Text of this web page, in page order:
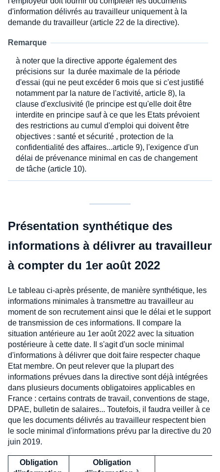
d'information délivrés au travailleur uniquement à la
demande du travailleur (article 22 de la directive).
Remarque
à noter que la directive apporte également des
précisions sur la durée maximale de la période
d'essai (qui ne peut excéder 6 mois que si c'est justifié
notamment par la nature de l'activité, article 8), la
clause d'exclusivité (le principe est qu'elle doit être
interdite en principe sauf à ce que les Etats prévoient
des restrictions au cumul d'emploi qui doivent être
objectives : santé et sécurité , protection de la
confidentialité des affaires...article 9), l'exigence d'un
délai de prévenance minimal en cas de changement
de tâche (article 10).
Présentation synthétique des
informations à délivrer au travailleur
à compter du 1er août 2022
Le tableau ci-après présente, de manière synthétique, les
informations minimales à transmettre au travailleur au
moment de son recrutement ainsi que le délai et le support
de transmission de ces informations. Il compare la
situation antérieure au 1er août 2022 avec la situation
postérieure à cette date. Il s'agit d'un socle minimal
d'informations à délivrer que doit faire respecter chaque
Etat membre. On peut relever que la plupart des
informations prévues dans la directive sont déjà intégrées
dans plusieurs documents obligatoires applicables en
France : certains contrats de travail, conventions de stage,
DPAE, bulletin de salaires... Toutefois, il faudra veiller à ce
que les documents délivrés au travailleur respectent bien
le socle minimal d'informations prévu par la directive du 20
juin 2019.
Obligation
Obligation